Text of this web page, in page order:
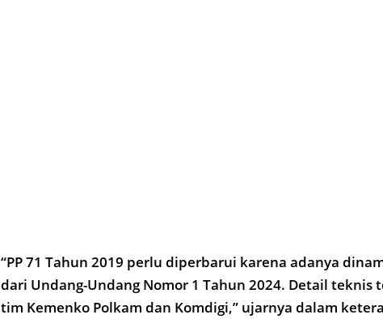
“PP 71 Tahun 2019 perlu diperbarui karena adanya
dari Undang-Undang Nomor 1 Tahun 2024. Detail teknis
tim Kemenko Polkam dan Komdigi,” ujarnya dalam